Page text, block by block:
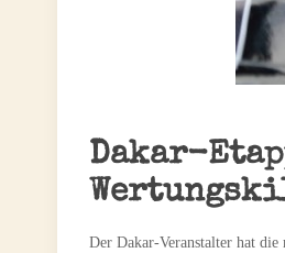
Dakar-
Der Dakar-Veranstalter hat